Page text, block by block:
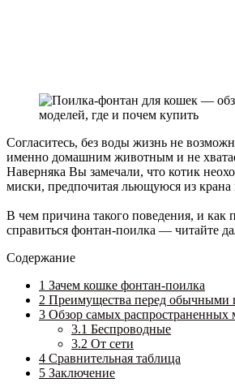
Согласитесь, без воды жизнь не
именно домашним животным и не
Наверняка Вы замечали, что котик
миски, предпочитая льющуюся из крана
В чем причина такого поведения, и как
справиться фонтан-поилка — читайте
Содержание
1 Зачем кошке фонтан-поилка
2 Преимущества перед обычными
3 Обзор самых распространенных
3.1 Беспроводные
3.2 От сети
4 Сравнительная таблица
5 Заключение